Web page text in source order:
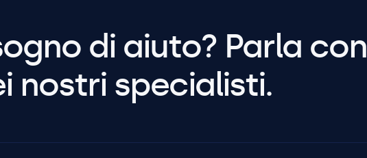
di aiuto? Parla con
nostri specialisti.